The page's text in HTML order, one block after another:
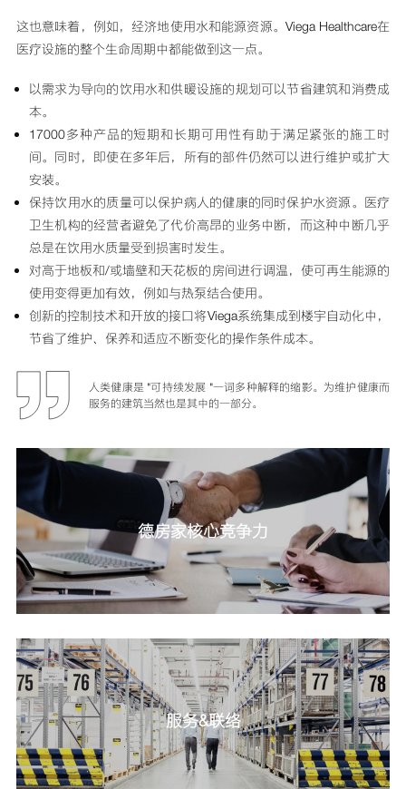
这也意味着，例如，经济地使用水和能源资源。Viega Healthcare在
医疗设施的整个生命周期中都能做到这一点。
以需求为导向的饮用水和供暖设施的规划可以节省建筑和消费成
本。
17000多种产品的短期和长期可用性有助于满足紧张的施工时
间。同时，即使在多年后，所有的部件仍然可以进行维护或扩大
安装。
保持饮用水的质量可以保护病人的健康的同时保护水资源。医疗
卫生机构的经营者避免了代价高昂的业务中断，而这种中断几乎
总是在饮用水质量受到损害时发生。
对高于地板和/或墙壁和天花板的房间进行调温，使可再生能源的
使用变得更加有效，例如与热泵结合使用。
创新的控制技术和开放的接口将Viega系统集成到楼宇自动化中，
节省了维护、保养和适应不断变化的操作条件成本。
人类健康是 "可持续发展 "一词多种解释的缩影。为维护健康而
服务的建筑当然也是其中的一部分。
德房家核心竞争力
服务&联络